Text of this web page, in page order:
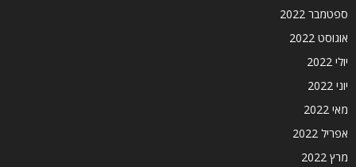
ספטמבר 2022
אוגוסט 2022
יולי 2022
יוני 2022
מאי 2022
אפריל 2022
מרץ 2022